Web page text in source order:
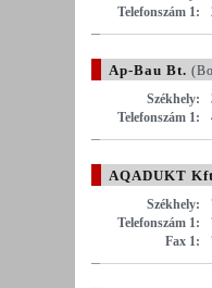
Telefonszám 1:
Ap-Bau Bt.
Székhely:
Telefonszám 1:
AQADUKT
Székhely:
Telefonszám 1:
Fax 1: